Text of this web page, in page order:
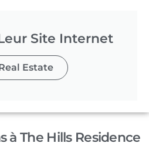
Site Internet
Estate
à The Hills Residence